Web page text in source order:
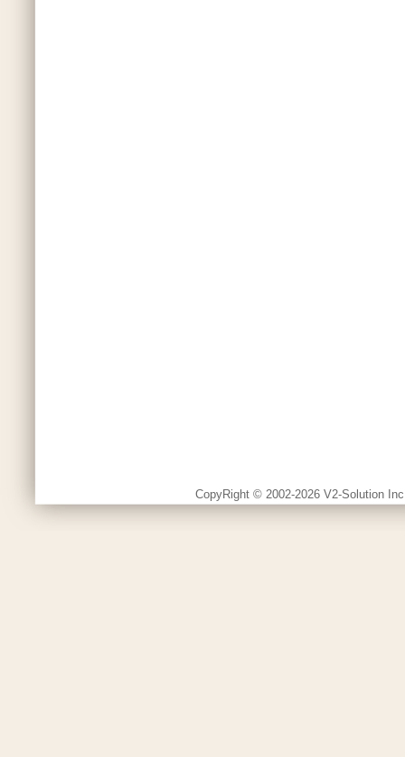
CopyRight © 2002-2026 V2-Solution